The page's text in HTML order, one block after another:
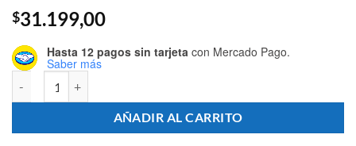
$31.199,00
Hasta 12 pagos sin tarjeta con Mercado Pago.
Saber más
AÑADIR AL CARRITO